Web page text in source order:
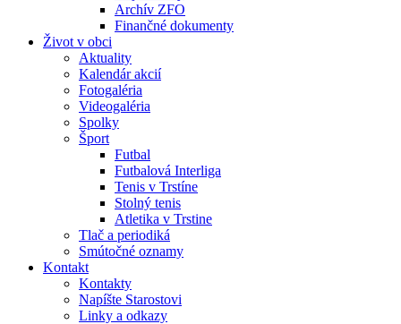
Archív ZFO
Finančné dokumenty
Život v obci
Aktuality
Kalendár akcií
Fotogaléria
Videogaléria
Spolky
Šport
Futbal
Futbalová Interliga
Tenis v Trstíne
Stolný tenis
Atletika v Trstine
Tlač a periodiká
Smútočné oznamy
Kontakt
Kontakty
Napíšte Starostovi
Linky a odkazy